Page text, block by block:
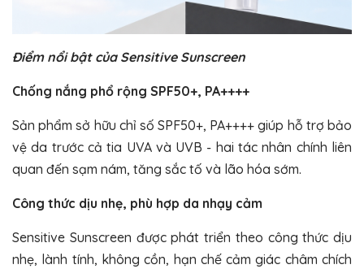
Điểm nổi bật của Sensitive Sunscreen
Chống nắng phổ rộng SPF50+, PA++++
Sản phẩm sở hữu chỉ số SPF50+, PA++++ giúp hỗ trợ bảo
vệ da trước cả tia UVA và UVB - hai tác nhân chính liên
quan đến sạm nám, tăng sắc tố và lão hóa sớm.
Công thức dịu nhẹ, phù hợp da nhạy cảm
Sensitive Sunscreen được phát triển theo công thức dịu
nhẹ, lành tính, không cồn, hạn chế cảm giác châm chích